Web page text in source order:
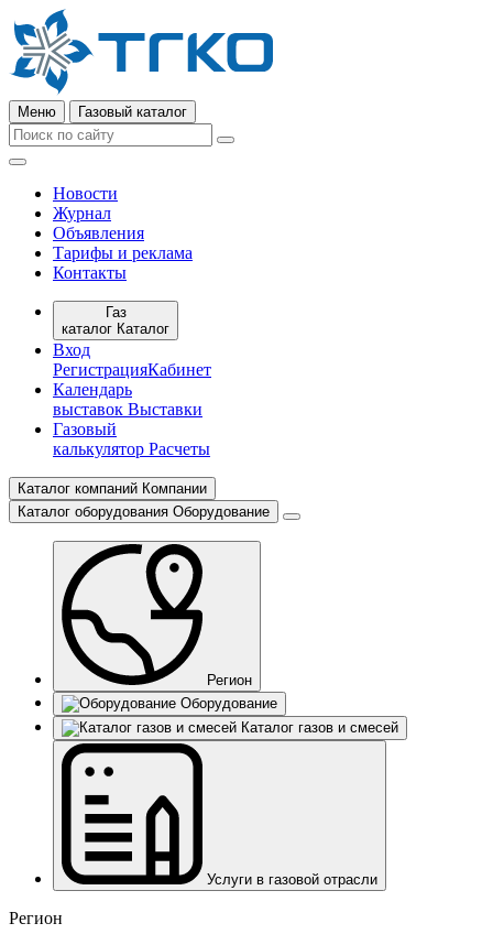
Меню Газовый каталог
Новости
Журнал
Объявления
Тарифы и реклама
Контакты
Газ
каталог Каталог
Вход
РегистрацияКабинет
Календарь
выставок Выставки
Газовый
калькулятор Расчеты
Каталог компаний Компании
Каталог оборудования Оборудование
Регион
Оборудование
Каталог газов и смесей
Услуги в газовой отрасли
Регион